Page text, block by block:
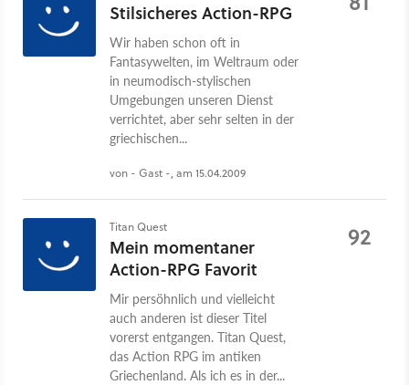
Stilsicheres Action-RPG
Wir haben schon oft in
Fantasywelten, im Weltraum oder
in neumodisch-stylischen
Umgebungen unseren Dienst
verrichtet, aber sehr selten in der
griechischen...
von - Gast -, am 15.04.2009
Titan Quest
Mein momentaner
Action-RPG Favorit
Mir persöhnlich und vielleicht
auch anderen ist dieser Titel
vorerst entgangen. Titan Quest,
das Action RPG im antiken
Griechenland. Als ich es in der...
92